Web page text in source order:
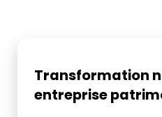
Transformation
entreprise